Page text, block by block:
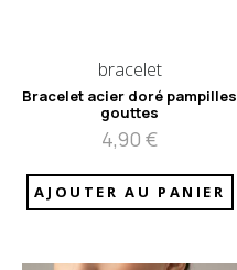
bracelet
Bracelet acier doré pampilles
gouttes
4,90€
AJOUTER AU PANIER